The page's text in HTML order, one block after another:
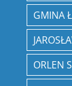
GMINA
ORLEN